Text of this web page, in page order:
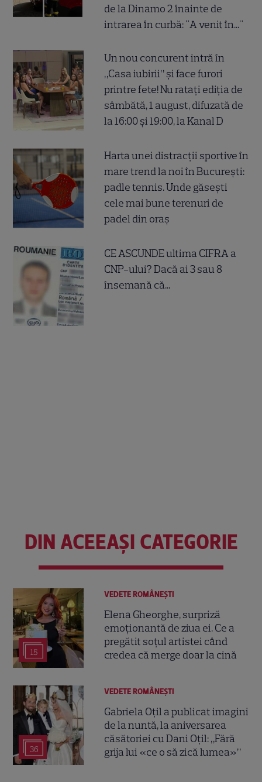
de la Dinamo 2 înainte de
intrarea în curbă: "A venit în..."
Un nou concurent intră în
„Casa iubirii” și face furori
printre fete! Nu ratați ediția de
sâmbătă, 1 august, difuzată de
la 16:00 și 19:00, la Kanal D
Harta unei distracții sportive în
mare trend la noi în București:
padle tennis. Unde găsești
cele mai bune terenuri de
padel din oraș
CE ASCUNDE ultima CIFRA a
CNP-ului? Dacă ai 3 sau 8
însemană că...
DIN ACEEAȘI CATEGORIE
15
VEDETE ROMÂNEŞTI
Elena Gheorghe, surpriză
emoționantă de ziua ei. Ce a
pregătit soțul artistei când
credea că merge doar la cină
36
VEDETE ROMÂNEŞTI
Gabriela Oțil a publicat imagini
de la nuntă, la aniversarea
căsătoriei cu Dani Oțil: „Fără
grija lui «ce o să zică lumea»”